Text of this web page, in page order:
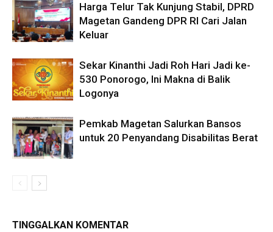
Harga Telur Tak Kunjung Stabil, DPRD
Magetan Gandeng DPR RI Cari Jalan
Keluar
Sekar Kinanthi Jadi Roh Hari Jadi ke-
530 Ponorogo, Ini Makna di Balik
Logonya
Pemkab Magetan Salurkan Bansos
untuk 20 Penyandang Disabilitas Berat
TINGGALKAN KOMENTAR